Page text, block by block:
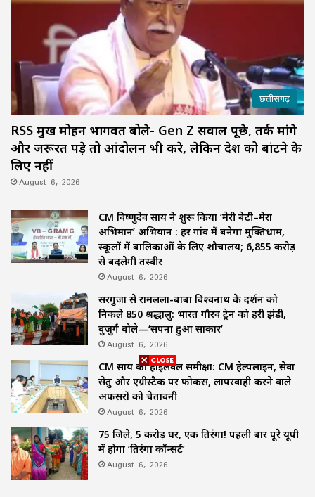
छत्तीसगढ़
RSS प्रमुख मोहन भागवत बोले- Gen Z सवाल पूछे, तर्क मांगे
और जरूरत पड़े तो आंदोलन भी करे, लेकिन देश को बांटने के
लिए नहीं
August 6, 2026
CM विष्णुदेव साय ने शुरू किया ‘मेरी बेटी–मेरा
अभिमान’ अभियान : हर गांव में बनेगा मुक्तिधाम,
स्कूलों में बालिकाओं के लिए शौचालय; 6,855 करोड़
से बदलेगी तस्वीर
August 6, 2026
सरगुजा से रामलला-बाबा विश्वनाथ के दर्शन को
निकले 850 श्रद्धालु: भारत गौरव ट्रेन को हरी झंडी,
बुजुर्ग बोले—‘सपना हुआ साकार’
August 6, 2026
CM साय की हाईलेवल समीक्षा: CM हेल्पलाइन, सेवा
सेतु और एग्रीस्टैक पर फोकस, लापरवाही करने वाले
अफसरों को चेतावनी
August 6, 2026
75 जिले, 5 करोड़ घर, एक तिरंगा! पहली बार पूरे यूपी
में होगा ‘तिरंगा कॉन्सर्ट’
August 6, 2026